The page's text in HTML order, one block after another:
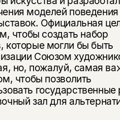
моделей
Официальная
чтобы создать набор
которые могли бы быть
Союзом
но, пожалуй, самая
чтобы позволить
зал для